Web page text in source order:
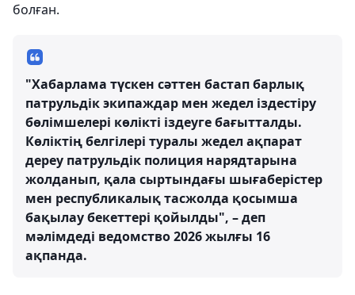
болған.
"Хабарлама түскен сәттен бастап барлық
патрульдік экипаждар мен жедел іздестіру
бөлімшелері көлікті іздеуге бағытталды.
Көліктің белгілері туралы жедел ақпарат
дереу патрульдік полиция нарядтарына
жолданып, қала сыртындағы шығаберістер
мен республикалық тасжолда қосымша
бақылау бекеттері қойылды", – деп
мәлімдеді ведомство 2026 жылғы 16
ақпанда.